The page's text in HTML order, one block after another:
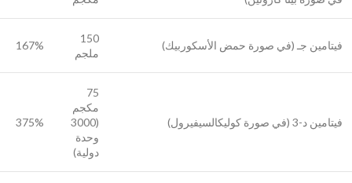
فيتامين جـ (في صورة حمض الأسكوربيك)
150
ملجم
167%
فيتامين د-3 (في صورة كوليكالسيفيرول)
75
مكجم
(3000
وحدة
دولية)
375%